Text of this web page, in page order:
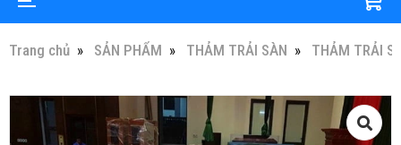
Trang chủ SẢN PHẨM THẢM TRẢI SÀN THẢM TRẢI